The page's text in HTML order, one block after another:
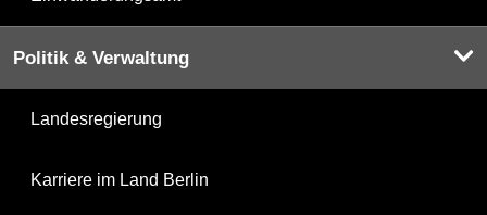
Politik & Verwaltung
Landesregierung
Karriere im Land Berlin